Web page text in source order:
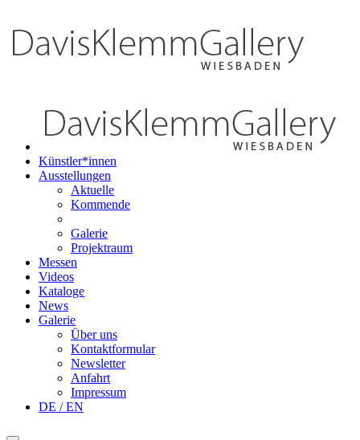
Künstler*innen
Ausstellungen
Aktuelle
Kommende
Galerie
Projektraum
Messen
Videos
Kataloge
News
Galerie
Über uns
Kontaktformular
Newsletter
Anfahrt
Impressum
DE / EN